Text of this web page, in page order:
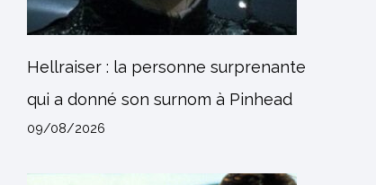
Hellraiser : la personne surprenante
qui a donné son surnom à Pinhead
09/08/2026